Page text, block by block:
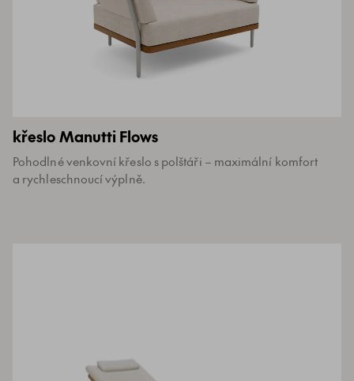
křeslo Manutti Flows
Pohodlné venkovní křeslo s polštáři – maximální komfort
a rychleschnoucí výplně.